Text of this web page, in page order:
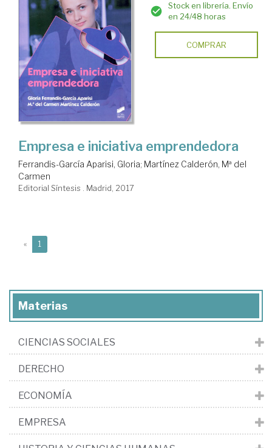
Stock en librería. Envío
en 24/48 horas
COMPRAR
Empresa e iniciativa emprendedora
Ferrandis-García Aparisi, Gloria; Martínez Calderón, Mª del
Carmen
Editorial Síntesis . Madrid, 2017
« 1
Materias
CIENCIAS SOCIALES
DERECHO
ECONOMÍA
EMPRESA